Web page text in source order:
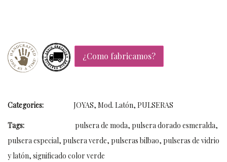
¿Como fabricamos?
Categories: JOYAS, Mod. Latón, PULSERAS
Tags: pulsera de moda, pulsera dorado esmeralda,
pulsera especial, pulsera verde, pulseras bilbao, pulseras de vidrio
y latón, significado color verde